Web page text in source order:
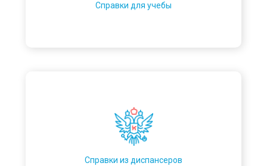
Справки для учебы
Справки из диспансеров